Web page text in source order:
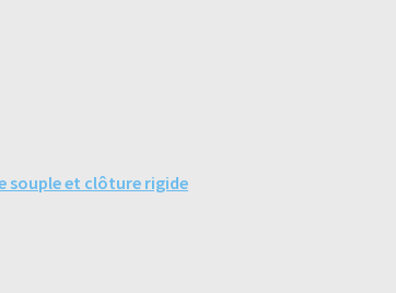
souple et clôture rigide